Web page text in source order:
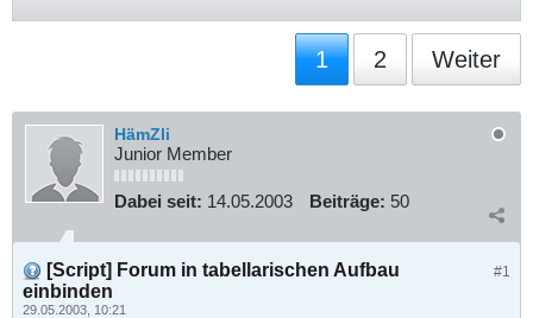
1 2 Weiter
HämZli
Junior Member
Dabei seit: 14.05.2003 Beiträge: 50
#1
[Script] Forum in tabellarischen Aufbau
einbinden
29.05.2003, 10:21